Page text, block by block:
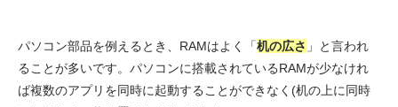
パソコン部品を例えるとき、RAMはよく「机の広さ 」と言われ
ることが多いです。パソコンに搭載されているRAMが少なけれ
ば複数のアプリを同時に起動することができなく(机の上に同時